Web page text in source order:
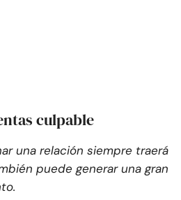
culpable
una relación siempre traerá
puede generar una gran